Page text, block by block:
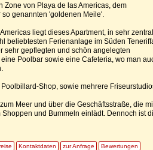
von Playa de las Americas, dem
genannten 'goldenen Meile'.
liegt dieses Apartment, in sehr
beliebtesten Ferienanlage im Süden
sehr gepflegten und schön angelegten
Poolbar sowie eine Cafeteria, wo man
Shop, sowie mehrere
Meer und über die Geschäftsstraße, die
und Bummeln einlädt. Dennoch ist
Kontaktdaten zur Anfrage Bewertungen